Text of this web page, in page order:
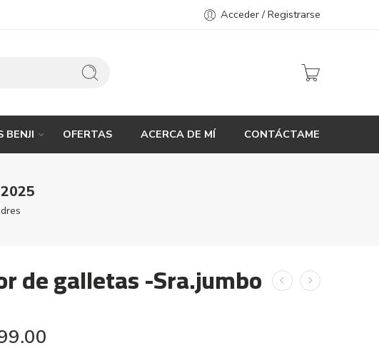
Acceder / Registrarse
BENJI OFERTAS ACERCA DE MÍ CONTÁCTAME
de galletas -Sra.jumbo